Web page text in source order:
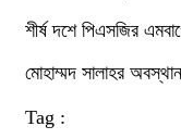
শীর্ষ দশে পিএসজির
মোহাম্মদ সালাহর
Tag :